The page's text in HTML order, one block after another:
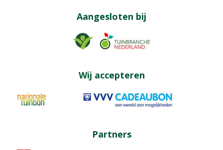
Aangesloten bij
Wij accepteren
Partners